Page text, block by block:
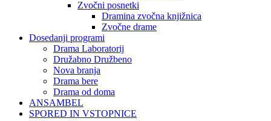
Zvočni posnetki
Dramina zvočna knjižnica
Zvočne drame
Dosedanji programi
Drama Laboratorij
Družabno Družbeno
Nova branja
Drama bere
Drama od doma
ANSAMBEL
SPORED IN VSTOPNICE